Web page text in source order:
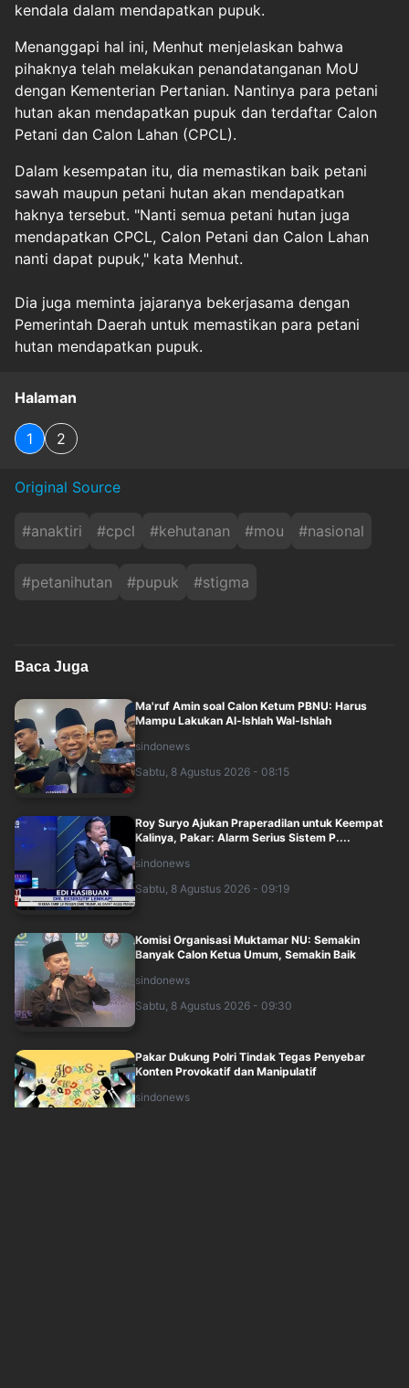
kendala dalam mendapatkan pupuk.
Menanggapi hal ini, Menhut menjelaskan bahwa
pihaknya telah melakukan penandatanganan MoU
dengan Kementerian Pertanian. Nantinya para petani
hutan akan mendapatkan pupuk dan terdaftar Calon
Petani dan Calon Lahan (CPCL).
Dalam kesempatan itu, dia memastikan baik petani
sawah maupun petani hutan akan mendapatkan
haknya tersebut. "Nanti semua petani hutan juga
mendapatkan CPCL, Calon Petani dan Calon Lahan
nanti dapat pupuk," kata Menhut.
Dia juga meminta jajaranya bekerjasama dengan
Pemerintah Daerah untuk memastikan para petani
hutan mendapatkan pupuk.
Halaman
1 2
Original Source
#anaktiri #cpcl #kehutanan #mou #nasional
#petanihutan #pupuk #stigma
Baca Juga
Ma'ruf Amin soal Calon Ketum PBNU: Harus
Mampu Lakukan Al-Ishlah Wal-Ishlah
sindonews
Sabtu, 8 Agustus 2026 - 08:15
Roy Suryo Ajukan Praperadilan untuk Keempat
Kalinya, Pakar: Alarm Serius Sistem P....
sindonews
Sabtu, 8 Agustus 2026 - 09:19
Komisi Organisasi Muktamar NU: Semakin
Banyak Calon Ketua Umum, Semakin Baik
sindonews
Sabtu, 8 Agustus 2026 - 09:30
Pakar Dukung Polri Tindak Tegas Penyebar
Konten Provokatif dan Manipulatif
sindonews